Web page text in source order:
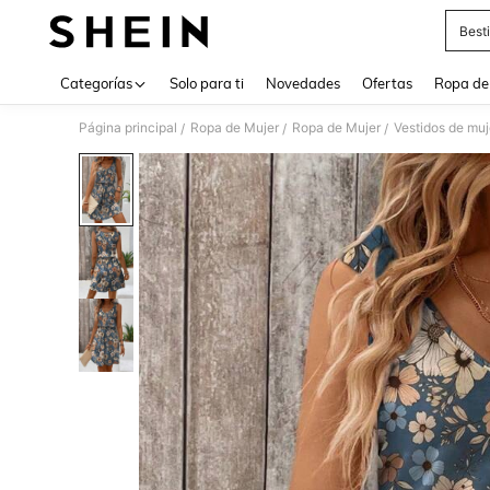
Categorías Solo para ti Novedades Ofertas Ropa
Página principal / Ropa de Mujer / Ropa de Mujer / Vestidos de